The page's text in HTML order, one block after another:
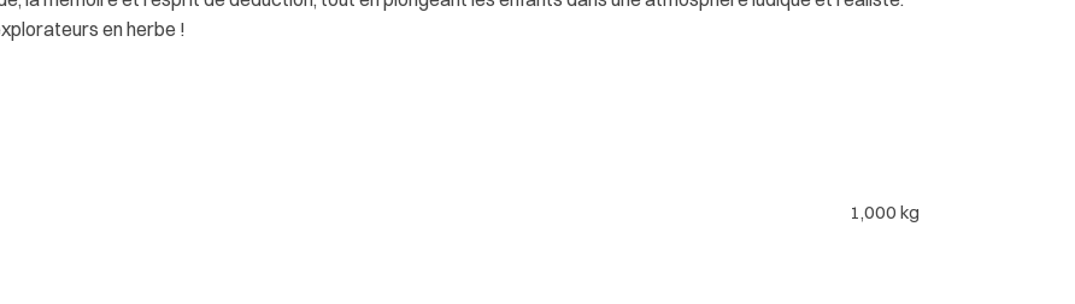
en herbe !
1,000 kg